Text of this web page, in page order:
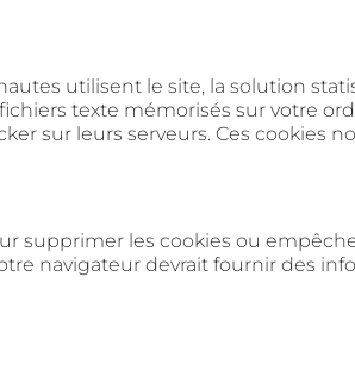
utilisent le site, la solution
texte mémorisés sur votre
sur leurs serveurs. Ces cookies
supprimer les cookies ou
navigateur devrait fournir des